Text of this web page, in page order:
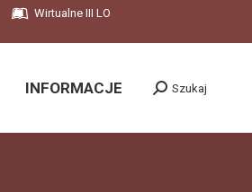
Wirtualne III LO
INFORMACJE Szukaj:
Szukaj